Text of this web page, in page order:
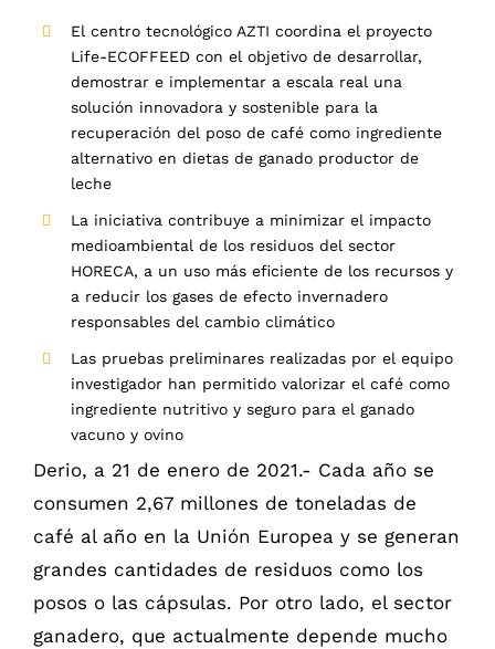
El centro tecnológico AZTI coordina el proyecto
Life-ECOFFEED con el objetivo de desarrollar,
demostrar e implementar a escala real una
solución innovadora y sostenible para la
recuperación del poso de café como ingrediente
alternativo en dietas de ganado productor de
leche
La iniciativa contribuye a minimizar el impacto
medioambiental de los residuos del sector
HORECA, a un uso más eficiente de los recursos y
a reducir los gases de efecto invernadero
responsables del cambio climático
Las pruebas preliminares realizadas por el equipo
investigador han permitido valorizar el café como
ingrediente nutritivo y seguro para el ganado
vacuno y ovino
Derio, a 21 de enero de 2021.- Cada año se
consumen 2,67 millones de toneladas de
café al año en la Unión Europea y se generan
grandes cantidades de residuos como los
posos o las cápsulas. Por otro lado, el sector
ganadero, que actualmente depende mucho